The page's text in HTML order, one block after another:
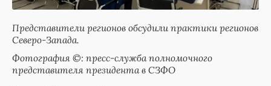
Представители регионов обсудили практики регионов
Северо-Запада.
Фотография ©: пресс-служба полномочного
представителя президента в СЗФО